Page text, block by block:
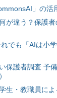
」の活
が違う？保護
でも「AIは小
保護者調査 予
生・教職員に